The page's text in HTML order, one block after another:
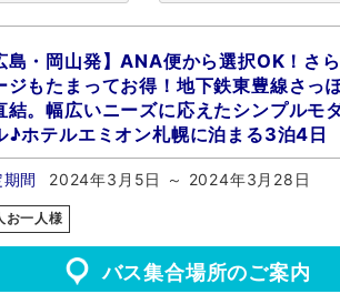
島・岡山発】ANA便から選択OK！さ
ジもたまってお得！地下鉄東豊線さっ
結。幅広いニーズに応えたシンプルモ
♪ホテルエミオン札幌に泊まる3泊4日
間 2024年3月5日 ～ 2024年3月28日
お一人様
バス集合場所のご案内